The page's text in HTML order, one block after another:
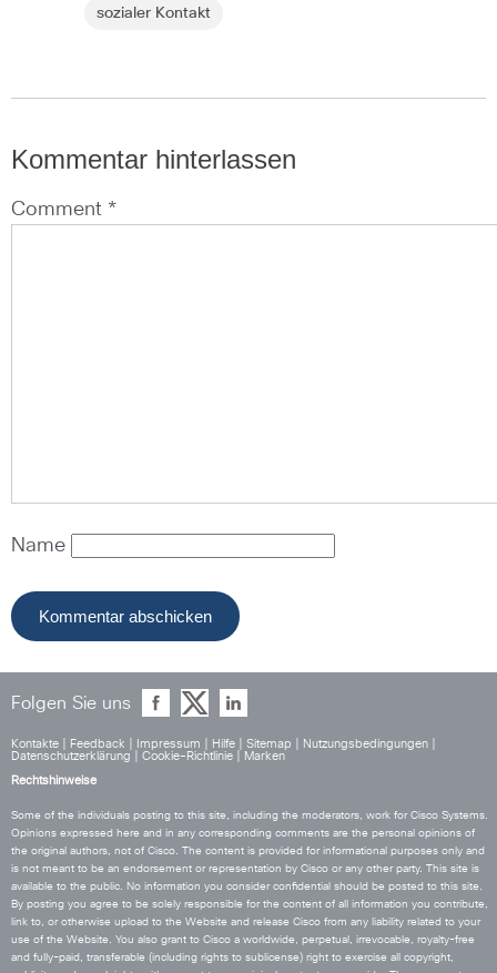
sozialer Kontakt
Kommentar hinterlassen
Comment *
Name
Folgen Sie uns
Kontakte Feedback Impressum Hilfe Sitemap Nutzungsbedingungen
Datenschutzerklärung
Cookie-Richtlinie
Marken
Rechtshinweise
Some of the individuals posting to this site, including the moderators, work for Cisco Systems.
Opinions expressed here and in any corresponding comments are the personal opinions of
the original authors, not of Cisco. The content is provided for informational purposes only and
is not meant to be an endorsement or representation by Cisco or any other party. This site is
available to the public. No information you consider confidential should be posted to this site.
By posting you agree to be solely responsible for the content of all information you contribute,
link to, or otherwise upload to the Website and release Cisco from any liability related to your
use of the Website. You also grant to Cisco a worldwide, perpetual, irrevocable, royalty-free
and fully-paid, transferable (including rights to sublicense) right to exercise all copyright,